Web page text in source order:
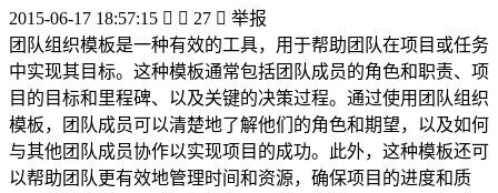
2015-06-17 18:57:15   27  举报
团队组织模板是一种有效的工具，用于帮助团队在项目或任务
中实现其目标。这种模板通常包括团队成员的角色和职责、项
目的目标和里程碑、以及关键的决策过程。通过使用团队组织
模板，团队成员可以清楚地了解他们的角色和期望，以及如何
与其他团队成员协作以实现项目的成功。此外，这种模板还可
以帮助团队更有效地管理时间和资源，确保项目的进度和质